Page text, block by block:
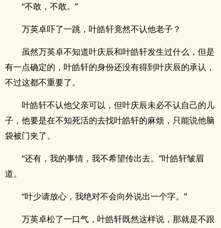
“不敢，不敢。”
万英卓吓了一跳，叶皓轩竟然不认他老子？
虽然万英卓不知道叶庆辰和叶皓轩发生过什么，但是
有一点确定的，叶皓轩的身份还没有得到叶庆辰的承认，
不过这都不重要了。
叶皓轩不认他父亲可以，但叶庆辰未必不认自己的儿
子，他要是在不知死活的去找叶皓轩的麻烦，只能说他脑
袋被门夹了。
“还有，我的事情，我不希望传出去。”叶皓轩皱眉
道。
“叶少请放心，我绝对不会向外说出一个字。”
万英卓松了一口气，叶皓轩既然这样说，那就是不跟